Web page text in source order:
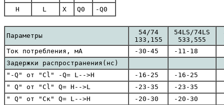
H
L X Q0 -Q0
Параметры
54/74
133,155
54LS/74LS
533,555
Ток потребления, мА
-30-45 -11-18
Задержки распространения(нс)
"-Q" от "Cl" -Q= L-->H
-16-25 -16-25
" Q" от "Cl" Q= H-->L
-23-35 -23-35
" Q" от "Cк" Q= L-->H
-20-30 -20-30